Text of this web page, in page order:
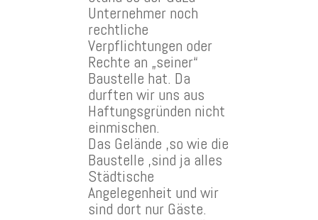
Unternehmer noch
rechtliche
Verpflichtungen oder
Rechte an „seiner“
Baustelle hat. Da
durften wir uns aus
Haftungsgründen nicht
einmischen.
Das Gelände ,so wie die
Baustelle ,sind ja alles
Städtische
Angelegenheit und wir
sind dort nur Gäste.